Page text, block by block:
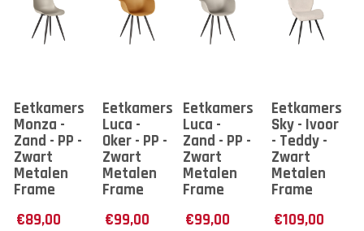
Eetkamerstoel
Monza -
Zand - PP -
Zwart
Metalen
Frame
€89,00
Eetkamerstoel
Luca -
Oker - PP -
Zwart
Metalen
Frame
€99,00
Eetkamerstoel
Luca -
Zand - PP -
Zwart
Metalen
Frame
€99,00
Sky - Ivoor
- Teddy -
Zwart
Metalen
Frame
€109,00